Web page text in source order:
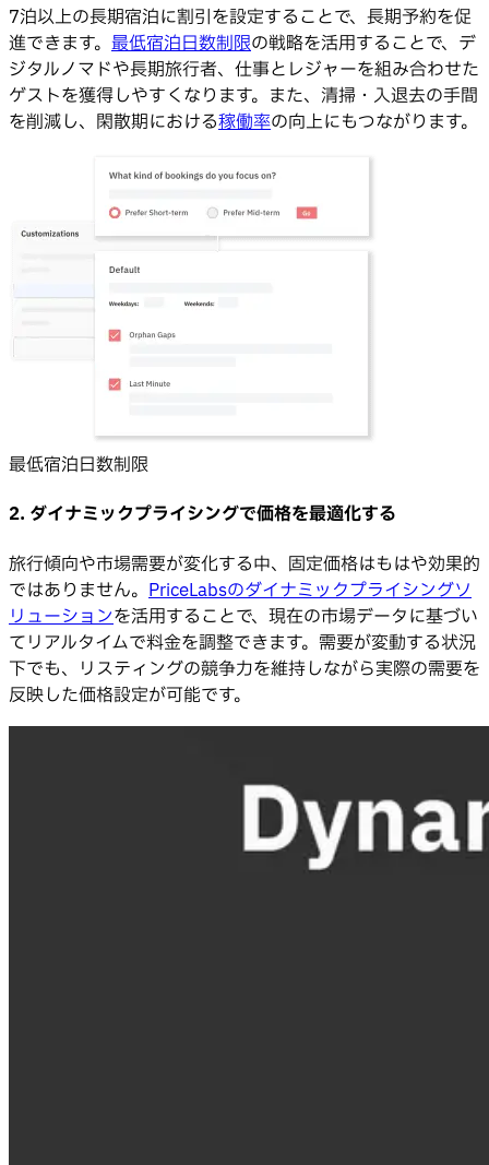
7泊以上の長期宿泊に割引を設定することで、長期予約を促
進できます。 最低宿泊日数制限の戦略を活用することで、デ
ジタルノマドや長期旅行者、仕事とレジャーを組み合わせた
ゲストを獲得しやすくなります。また、清掃・入退去の手間
を削減し、閑散期における稼働率の向上にもつながります。
最低宿泊日数制限
2. ダイナミックプライシングで価格を最適化する
旅行傾向や市場需要が変化する中、固定価格はもはや効果的
ではありません。 PriceLabsのダイナミックプライシングソ
リューションを活用することで、現在の市場データに基づい
てリアルタイムで料金を調整できます。需要が変動する状況
下でも、リスティングの競争力を維持しながら実際の需要を
反映した価格設定が可能です。